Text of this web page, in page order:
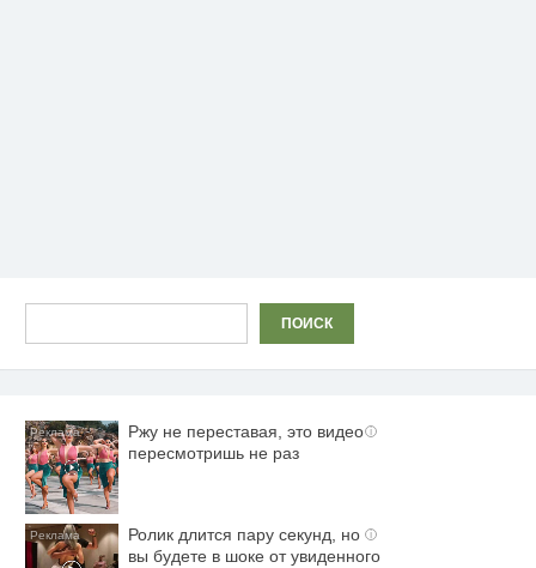
ПОИСК
i
Ржу не переставая, это видео
пересмотришь не раз
i
Ролик длится пару секунд, но
вы будете в шоке от увиденного